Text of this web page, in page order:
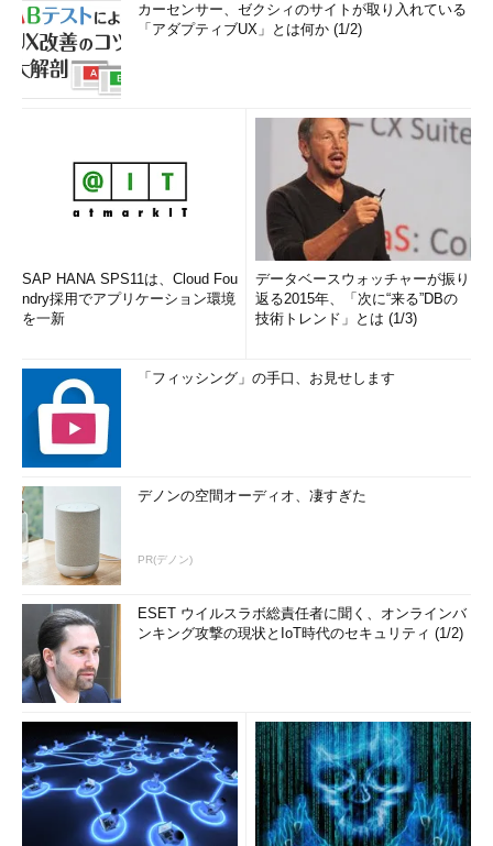
カーセンサー、ゼクシィのサイトが取り入れている
「アダプティブUX」とは何か (1/2)
SAP HANA SPS11は、Cloud Fou
ndry採用でアプリケーション環境
を一新
データベースウォッチャーが振り
返る2015年、「次に“来る”DBの
技術トレンド」とは (1/3)
「フィッシング」の手口、お見せします
デノンの空間オーディオ、凄すぎた
PR(デノン)
ESET ウイルスラボ総責任者に聞く、オンラインバ
ンキング攻撃の現状とIoT時代のセキュリティ (1/2)